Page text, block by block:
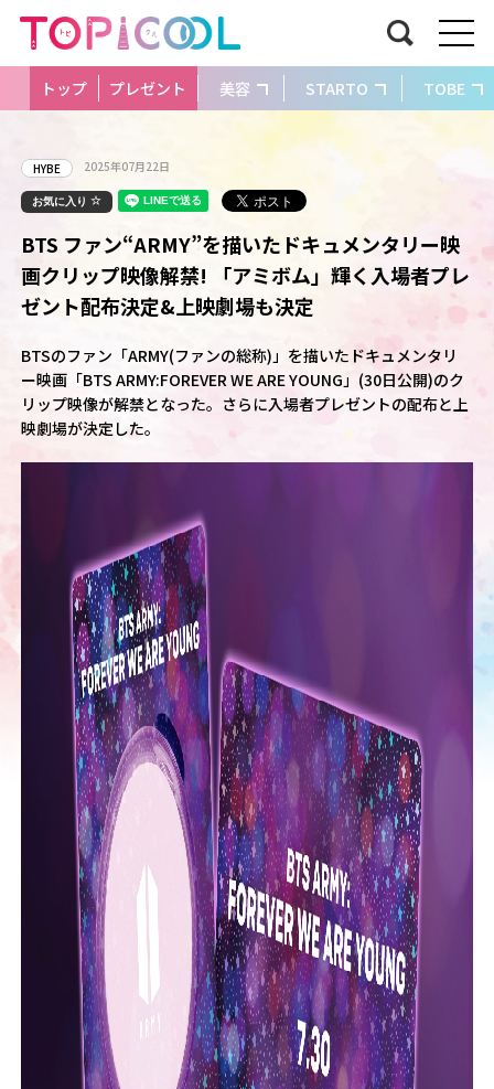
トップ プレゼント 美容 STARTO TOBE
HYBE 2025年07月22日
お気に入り
BTS ファン“ARMY”を描いたドキュメンタリー映
画クリップ映像解禁! 「アミボム」輝く入場者プレ
ゼント配布決定&上映劇場も決定
BTSのファン「ARMY(ファンの総称)」を描いたドキュメンタリ
ー映画「BTS ARMY:FOREVER WE ARE YOUNG」(30日公開)のク
リップ映像が解禁となった。さらに入場者プレゼントの配布と上
映劇場が決定した。